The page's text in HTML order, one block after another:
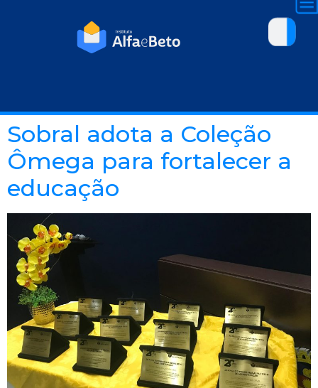
Sobral adota a Coleção
Ômega para fortalecer a
educação